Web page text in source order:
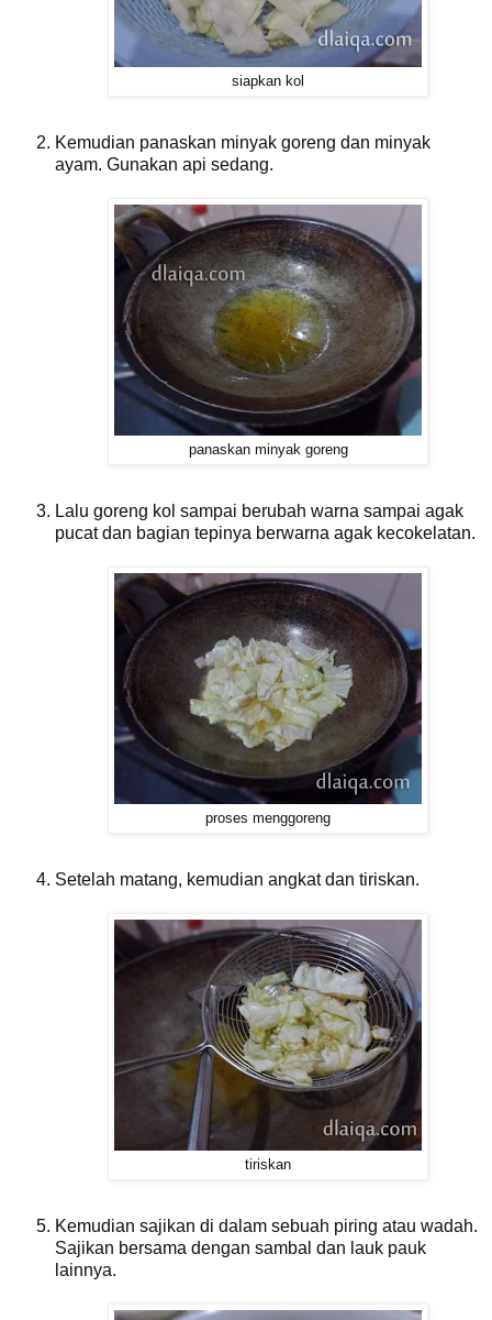
siapkan kol
Kemudian panaskan minyak goreng dan minyak
ayam. Gunakan api sedang.
panaskan minyak goreng
Lalu goreng kol sampai berubah warna sampai agak
pucat dan bagian tepinya berwarna agak kecokelatan.
proses menggoreng
Setelah matang, kemudian angkat dan tiriskan.
tiriskan
Kemudian sajikan di dalam sebuah piring atau wadah.
Sajikan bersama dengan sambal dan lauk pauk
lainnya.